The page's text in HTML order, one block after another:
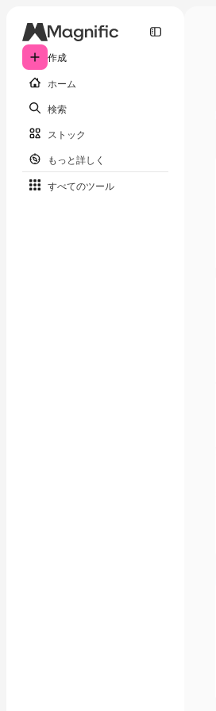
作成
ホーム
検索
ストック
もっと詳しく
すべてのツール